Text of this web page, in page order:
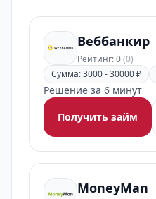
Веббанкир
Рейтинг: 0(0)
Сумма: 3000 - 30000 ₽
Решение за 6 минут
Получить займ
MoneyMan